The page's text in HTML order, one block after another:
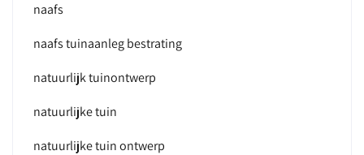
naafs
naafs tuinaanleg bestrating
natuurlijk tuinontwerp
natuurlijke tuin
natuurlijke tuin ontwerp